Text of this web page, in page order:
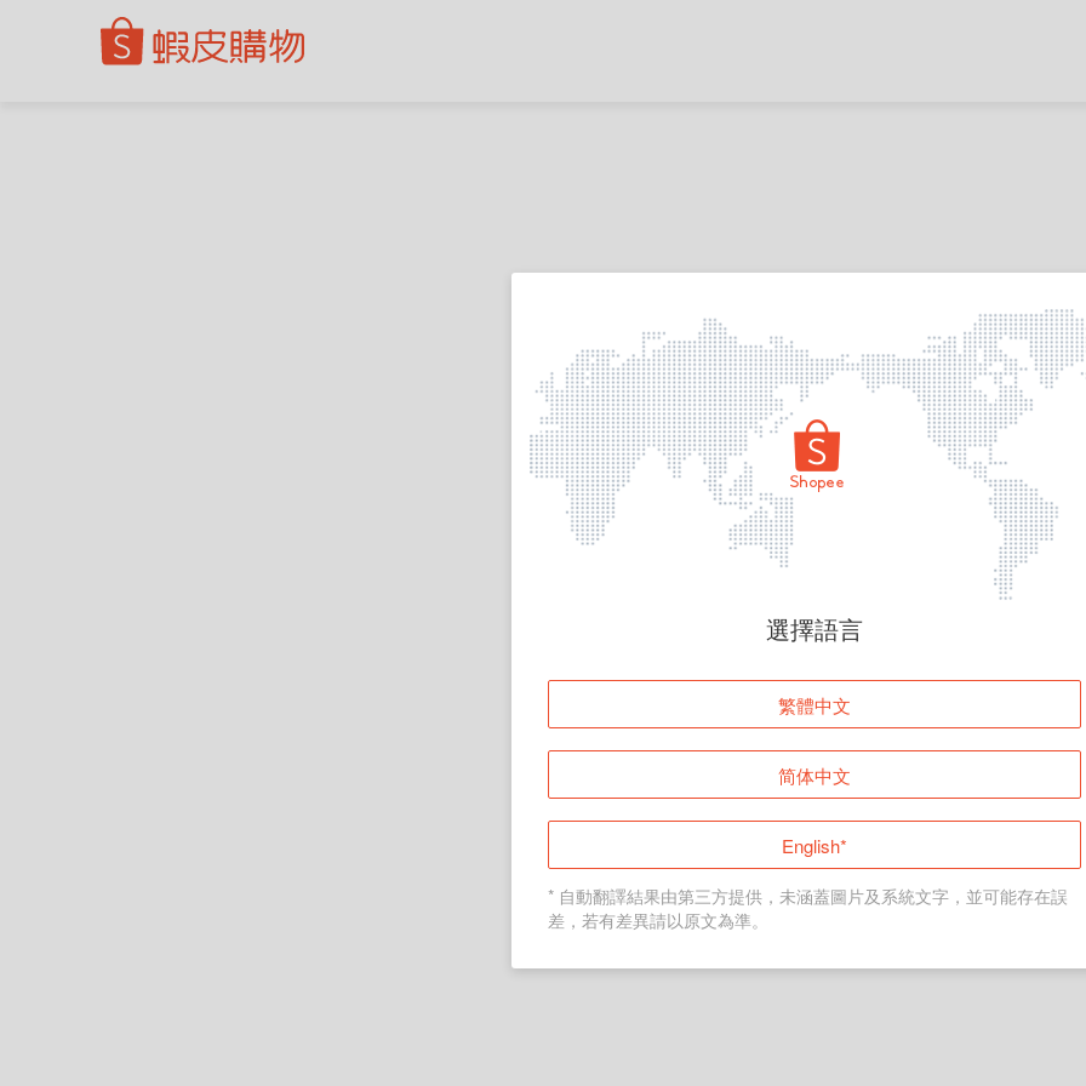
頁面無法顯示
登入
返回首頁
選擇語言
繁體中文
简体中文
English*
* 自動翻譯結果由第三方提供，未涵蓋圖片及系統文字，並可能存在誤
差，若有差異請以原文為準。